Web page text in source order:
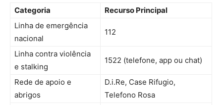
Categoria
Recurso Principal
Linha de emergência
nacional
112
Linha contra violência
e stalking
1522 (telefone, app ou chat)
Rede de apoio e
abrigos
D.i.Re, Case Rifugio,
Telefono Rosa